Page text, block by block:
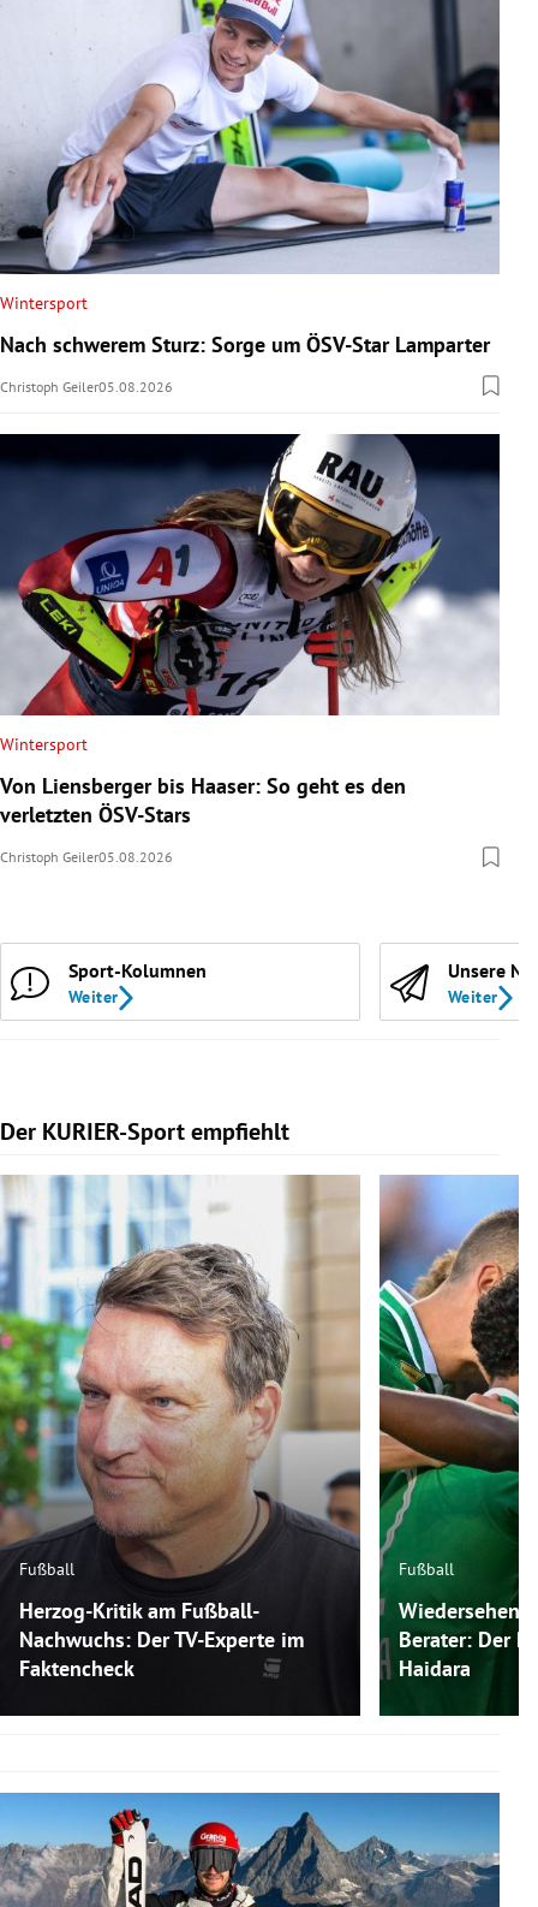
Wintersport
Nach schwerem Sturz: Sorge um ÖSV-Star Lamparter
Christoph Geiler05.08.2026
Wintersport
Von Liensberger bis Haaser: So geht es den
verletzten ÖSV-Stars
Christoph Geiler05.08.2026
Sport-Kolumnen
Weiter
Unsere
Weiter
Der KURIER-Sport empfiehlt
Slide 1 von 5
Fußball
Herzog-Kritik am Fußball-
Nachwuchs: Der TV-Experte im
Faktencheck
Fußball
Wiedersehen
Berater: Der
Haidara